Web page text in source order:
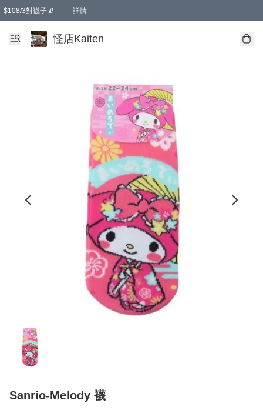
$108/3對襪子🧦 詳情
卡通傘☂️2把8折
購物滿 HKD 650.00即享免運費優惠！（適用於 本地送貨、本地取貨 )
怪店Kaiten
Sanrio-Melody 襪